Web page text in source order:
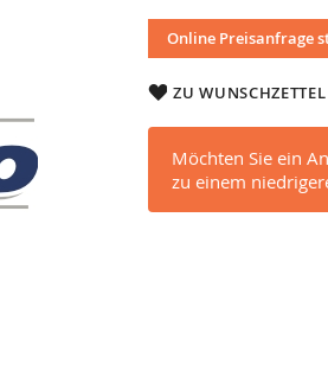
Online Preisanfrage
ZU
Möchten Sie ein
zu einem